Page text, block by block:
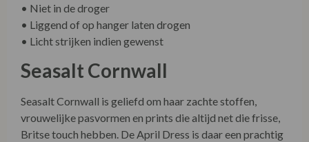
• Liggend of op hanger laten drogen
• Licht strijken indien gewenst
Seasalt Cornwall
vrouwelijke pasvormen en prints die altijd net die frisse,
Britse touch hebben. De April Dress is daar een prachtig
voorbeeld van: elegant, comfortabel en ontworpen om